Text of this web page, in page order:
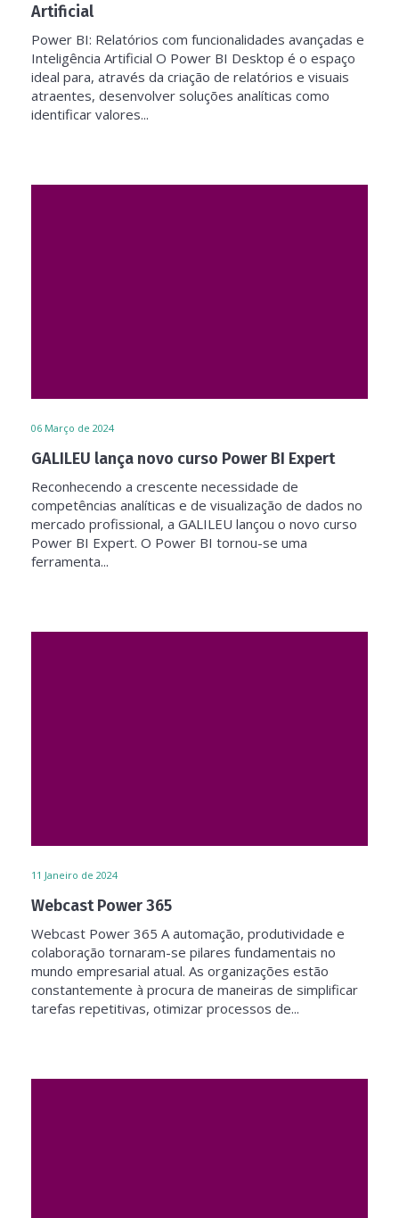
Artificial
Power BI: Relatórios com funcionalidades avançadas e
Inteligência Artificial O Power BI Desktop é o espaço
ideal para, através da criação de relatórios e visuais
atraentes, desenvolver soluções analíticas como
identificar valores...
06 Março de 2024
GALILEU lança novo curso Power BI Expert
Reconhecendo a crescente necessidade de
competências analíticas e de visualização de dados no
mercado profissional, a GALILEU lançou o novo curso
Power BI Expert. O Power BI tornou-se uma
ferramenta...
11 Janeiro de 2024
Webcast Power 365
Webcast Power 365 A automação, produtividade e
colaboração tornaram-se pilares fundamentais no
mundo empresarial atual. As organizações estão
constantemente à procura de maneiras de simplificar
tarefas repetitivas, otimizar processos de...